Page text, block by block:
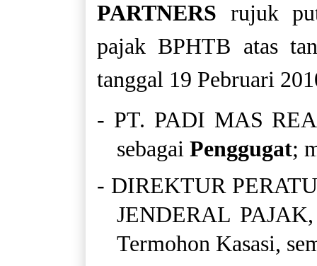
PARTNERS rujuk
pajak BPHTB atas
tanggal 19 Pebruari
- PT. PADI MAS
sebagaiPenggugat;
- DIREKTUR
JENDERAL
Termohon Kasasi,